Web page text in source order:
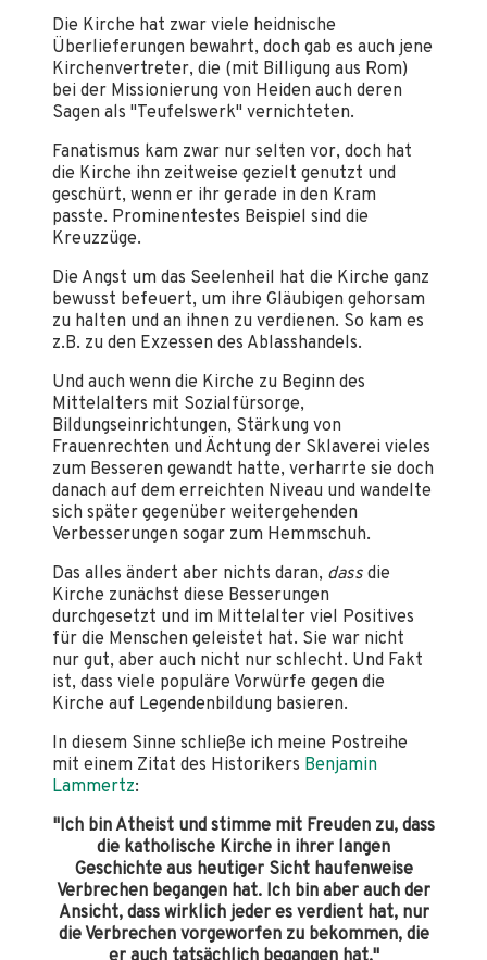
Die Kirche hat zwar viele heidnische
Überlieferungen bewahrt, doch gab es auch jene
Kirchenvertreter, die (mit Billigung aus Rom)
bei der Missionierung von Heiden auch deren
Sagen als "Teufelswerk" vernichteten.
Fanatismus kam zwar nur selten vor, doch hat
die Kirche ihn zeitweise gezielt genutzt und
geschürt, wenn er ihr gerade in den Kram
passte. Prominentestes Beispiel sind die
Kreuzzüge.
Die Angst um das Seelenheil hat die Kirche ganz
bewusst befeuert, um ihre Gläubigen gehorsam
zu halten und an ihnen zu verdienen. So kam es
z.B. zu den Exzessen des Ablasshandels.
Und auch wenn die Kirche zu Beginn des
Mittelalters mit Sozialfürsorge,
Bildungseinrichtungen, Stärkung von
Frauenrechten und Ächtung der Sklaverei vieles
zum Besseren gewandt hatte, verharrte sie doch
danach auf dem erreichten Niveau und wandelte
sich später gegenüber weitergehenden
Verbesserungen sogar zum Hemmschuh.
Das alles ändert aber nichts daran, dass die
Kirche zunächst diese Besserungen
durchgesetzt und im Mittelalter viel Positives
für die Menschen geleistet hat. Sie war nicht
nur gut, aber auch nicht nur schlecht. Und Fakt
ist, dass viele populäre Vorwürfe gegen die
Kirche auf Legendenbildung basieren.
In diesem Sinne schließe ich meine Postreihe
mit einem Zitat des Historikers Benjamin
Lammertz:
"Ich bin Atheist und stimme mit Freuden zu, dass
die katholische Kirche in ihrer langen
Geschichte aus heutiger Sicht haufenweise
Verbrechen begangen hat. Ich bin aber auch der
Ansicht, dass wirklich jeder es verdient hat, nur
die Verbrechen vorgeworfen zu bekommen, die